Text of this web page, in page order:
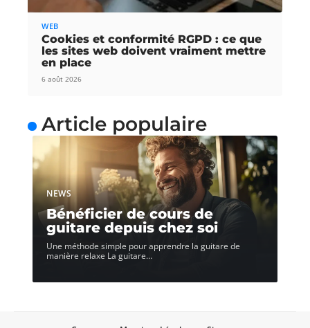
WEB
Cookies et conformité RGPD : ce que
les sites web doivent vraiment mettre
en place
6 août 2026
Article populaire
NEWS
Bénéficier de cours de
guitare depuis chez soi
Une méthode simple pour apprendre la guitare de
manière relaxe La guitare…